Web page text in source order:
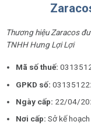
Thương hiệu Zaracos
TNHH Hưng Lợi Lợi
Mã số thuế:
GPKD số:
Ngày cấp: 22/04/
Nơi cấp:Sở kế